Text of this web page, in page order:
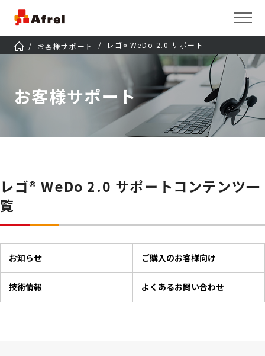
お客様サポート レゴ® WeDo 2.0 サポート
お客様サポート
レゴ® WeDo 2.0 サポートコンテンツ一
覧
お知らせ ご購入のお客様向け
技術情報 よくあるお問い合わせ